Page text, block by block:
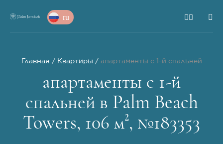
ru
Главная Квартиры апартаменты с 1-й спальней
апартаменты с 1-й
спальней в Palm Beach
Towers, 106 м², №183353